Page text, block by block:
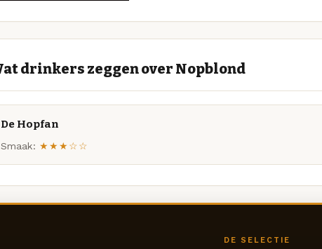
drinkers zeggen over Nopblond
De Hopfan
Smaak: ★★★☆☆
DE SELECTIE